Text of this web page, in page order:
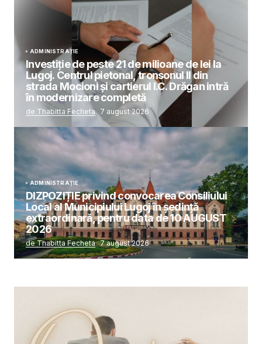
ADMINISTRAȚIE
Investiție de peste 21 de milioane de lei la
Lugoj. Centrul pietonal, tronsonul II din
strada Mocioni și cartierul I.C. Drăgan intră
în modernizare completă
de Thabitta Fecheta 7 august 2026
ADMINISTRAȚIE
DIZPOZIȚIE privind convocarea Consiliului
Local al Municipiului Lugoj în şedinţă
extraordinară, pentru data de 10 AUGUST
2026
de Thabitta Fecheta 7 august 2026